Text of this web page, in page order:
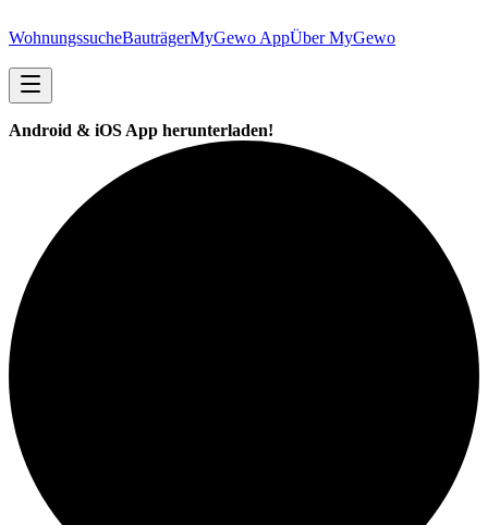
WohnungssucheBauträgerMyGewo AppÜber MyGewo
Android & iOS App herunterladen!